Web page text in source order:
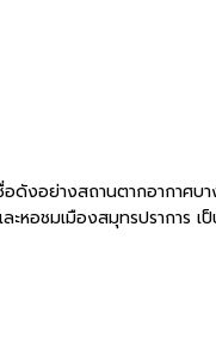
ดังอย่างสถานตากอากาศบา
ะหอชมเมืองสมุทรปราการ เ